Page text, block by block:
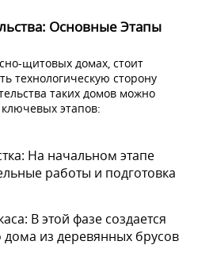
Основные Этапы
щитовых домах, стоит
технологическую сторону
таких домов можно
этапов:
На начальном этапе
работы и подготовка
В этой фазе создается
дома из деревянных брусов